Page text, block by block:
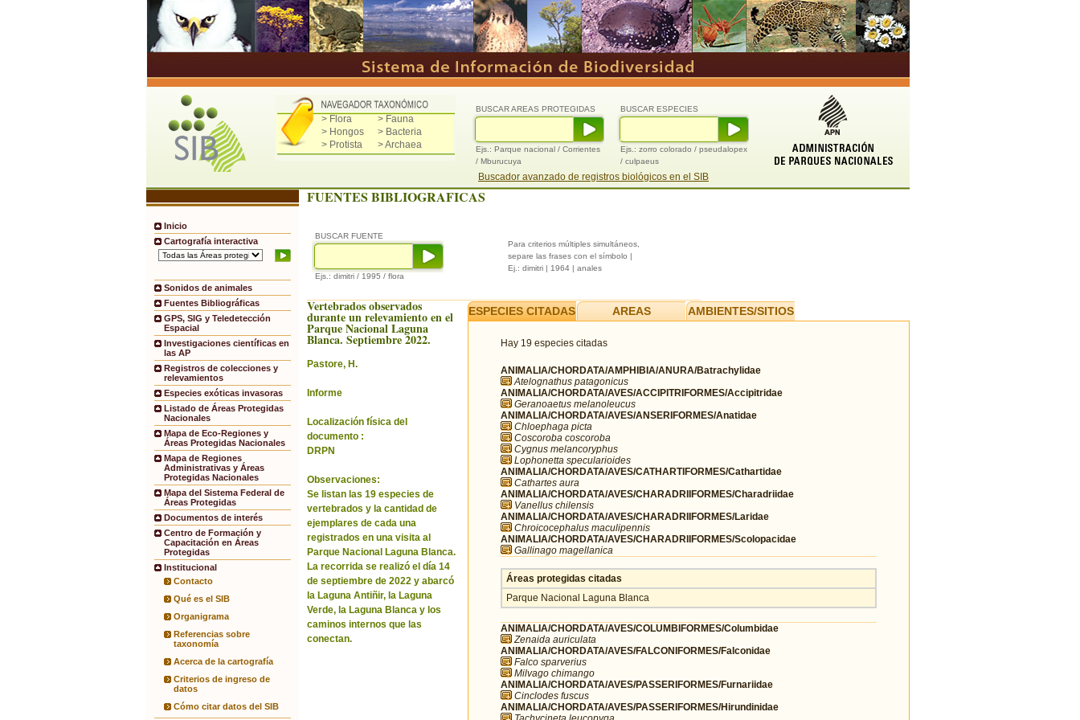
> Flora
> Fauna
> Hongos
> Bacteria
> Protista
> Archaea
BUSCAR ESPECIES
Ejs.: zorro colorado / pseudalopex
/ culpaeus
BUSCAR AREAS PROTEGIDAS
Ejs.: Parque nacional / Corrientes
/ Mburucuya
Buscador avanzado de registros biológicos en el SIB
Inicio
Cartografía interactiva
Sonidos de animales
Fuentes Bibliográficas
GPS, SIG y Teledetección
Espacial
Investigaciones científicas en
las AP
Registros de colecciones y
relevamientos
Especies exóticas invasoras
Listado de Áreas Protegidas
Nacionales
Mapa de Eco-Regiones y
Áreas Protegidas Nacionales
Mapa de Regiones
Administrativas y Áreas
Protegidas Nacionales
Mapa del Sistema Federal de
Áreas Protegidas
Documentos de interés
Centro de Formación y
Capacitación en Áreas
Protegidas
Institucional
Contacto
Qué es el SIB
Organigrama
Referencias sobre
taxonomía
Acerca de la cartografía
Criterios de ingreso de
datos
Cómo citar datos del SIB
FUENTES BIBLIOGRAFICAS
BUSCAR FUENTE
Ejs.: dimitri / 1995 / flora
Para criterios múltiples simultáneos,
separe las frases con el símbolo |
Ej.: dimitri | 1964 | anales
Vertebrados observados
durante un relevamiento en el
Parque Nacional Laguna
Blanca. Septiembre 2022.
Pastore, H.
Informe
Localización física del
documento :
DRPN
Observaciones:
Se listan las 19 especies de
vertebrados y la cantidad de
ejemplares de cada una
registrados en una visita al
Parque Nacional Laguna Blanca.
La recorrida se realizó el día 14
de septiembre de 2022 y abarcó
la Laguna Antiñir, la Laguna
Verde, la Laguna Blanca y los
caminos internos que las
conectan.
ESPECIES CITADAS AREAS AMBIENTES/SITIOS
Hay 19 especies citadas
ANIMALIA/CHORDATA/AMPHIBIA/ANURA/Batrachylidae
Atelognathus patagonicus
ANIMALIA/CHORDATA/AVES/ACCIPITRIFORMES/Accipitridae
Geranoaetus melanoleucus
ANIMALIA/CHORDATA/AVES/ANSERIFORMES/Anatidae
Chloephaga picta
Coscoroba coscoroba
Cygnus melancoryphus
Lophonetta specularioides
ANIMALIA/CHORDATA/AVES/CATHARTIFORMES/Cathartidae
Cathartes aura
ANIMALIA/CHORDATA/AVES/CHARADRIIFORMES/Charadriidae
Vanellus chilensis
ANIMALIA/CHORDATA/AVES/CHARADRIIFORMES/Laridae
Chroicocephalus maculipennis
ANIMALIA/CHORDATA/AVES/CHARADRIIFORMES/Scolopacidae
Gallinago magellanica
Áreas protegidas citadas
Parque Nacional Laguna Blanca
ANIMALIA/CHORDATA/AVES/COLUMBIFORMES/Columbidae
Zenaida auriculata
ANIMALIA/CHORDATA/AVES/FALCONIFORMES/Falconidae
Falco sparverius
Milvago chimango
ANIMALIA/CHORDATA/AVES/PASSERIFORMES/Furnariidae
Cinclodes fuscus
ANIMALIA/CHORDATA/AVES/PASSERIFORMES/Hirundinidae